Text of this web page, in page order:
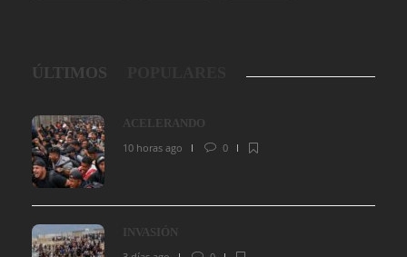
ÚLTIMOS
ACELERANDO
10 horas ago
0
INVASIÓN